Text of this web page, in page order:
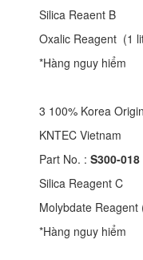
Silica Reaent B
Oxalic Reagent (1
*Hàng nguy hiểm
3 100% Korea Origin
KNTEC Vietnam
Part No. : S300-018
Silica Reagent C
Molybdate Reagent
*Hàng nguy hiểm